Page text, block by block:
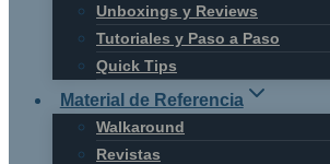
Unboxings y Reviews
Tutoriales y Paso a Paso
Quick Tips
Material de Referencia
Walkaround
Revistas